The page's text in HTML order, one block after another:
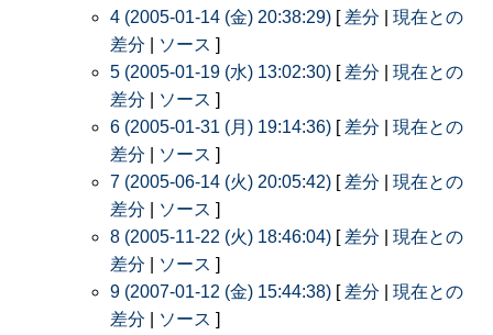
4 (2005-01-14 (金) 20:38:29) [ 差分
現在との
差分
ソース ]
5 (2005-01-19 (水) 13:02:30) [ 差分
現在との
差分
ソース ]
6 (2005-01-31 (月) 19:14:36) [ 差分
現在との
差分
ソース ]
7 (2005-06-14 (火) 20:05:42) [ 差分
現在との
差分
ソース ]
8 (2005-11-22 (火) 18:46:04) [ 差分
現在との
差分
ソース ]
9 (2007-01-12 (金) 15:44:38) [ 差分
現在との
差分
ソース ]